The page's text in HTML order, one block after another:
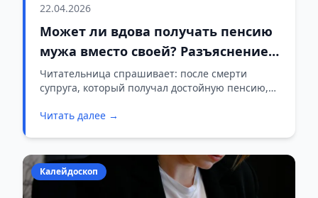
22.04.2026
Может ли вдова получать пенсию
мужа вместо своей? Разъяснение
специалистов
Читательница спрашивает: после смерти
супруга, который получал достойную пенсию,
дополнение к собственной пенсии?
Читать далее →
Калейдоскоп